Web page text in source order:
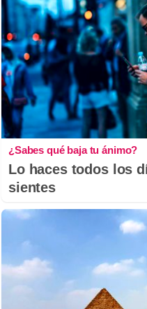
¿Sabes qué baja tu ánimo?
Lo haces todos los
sientes